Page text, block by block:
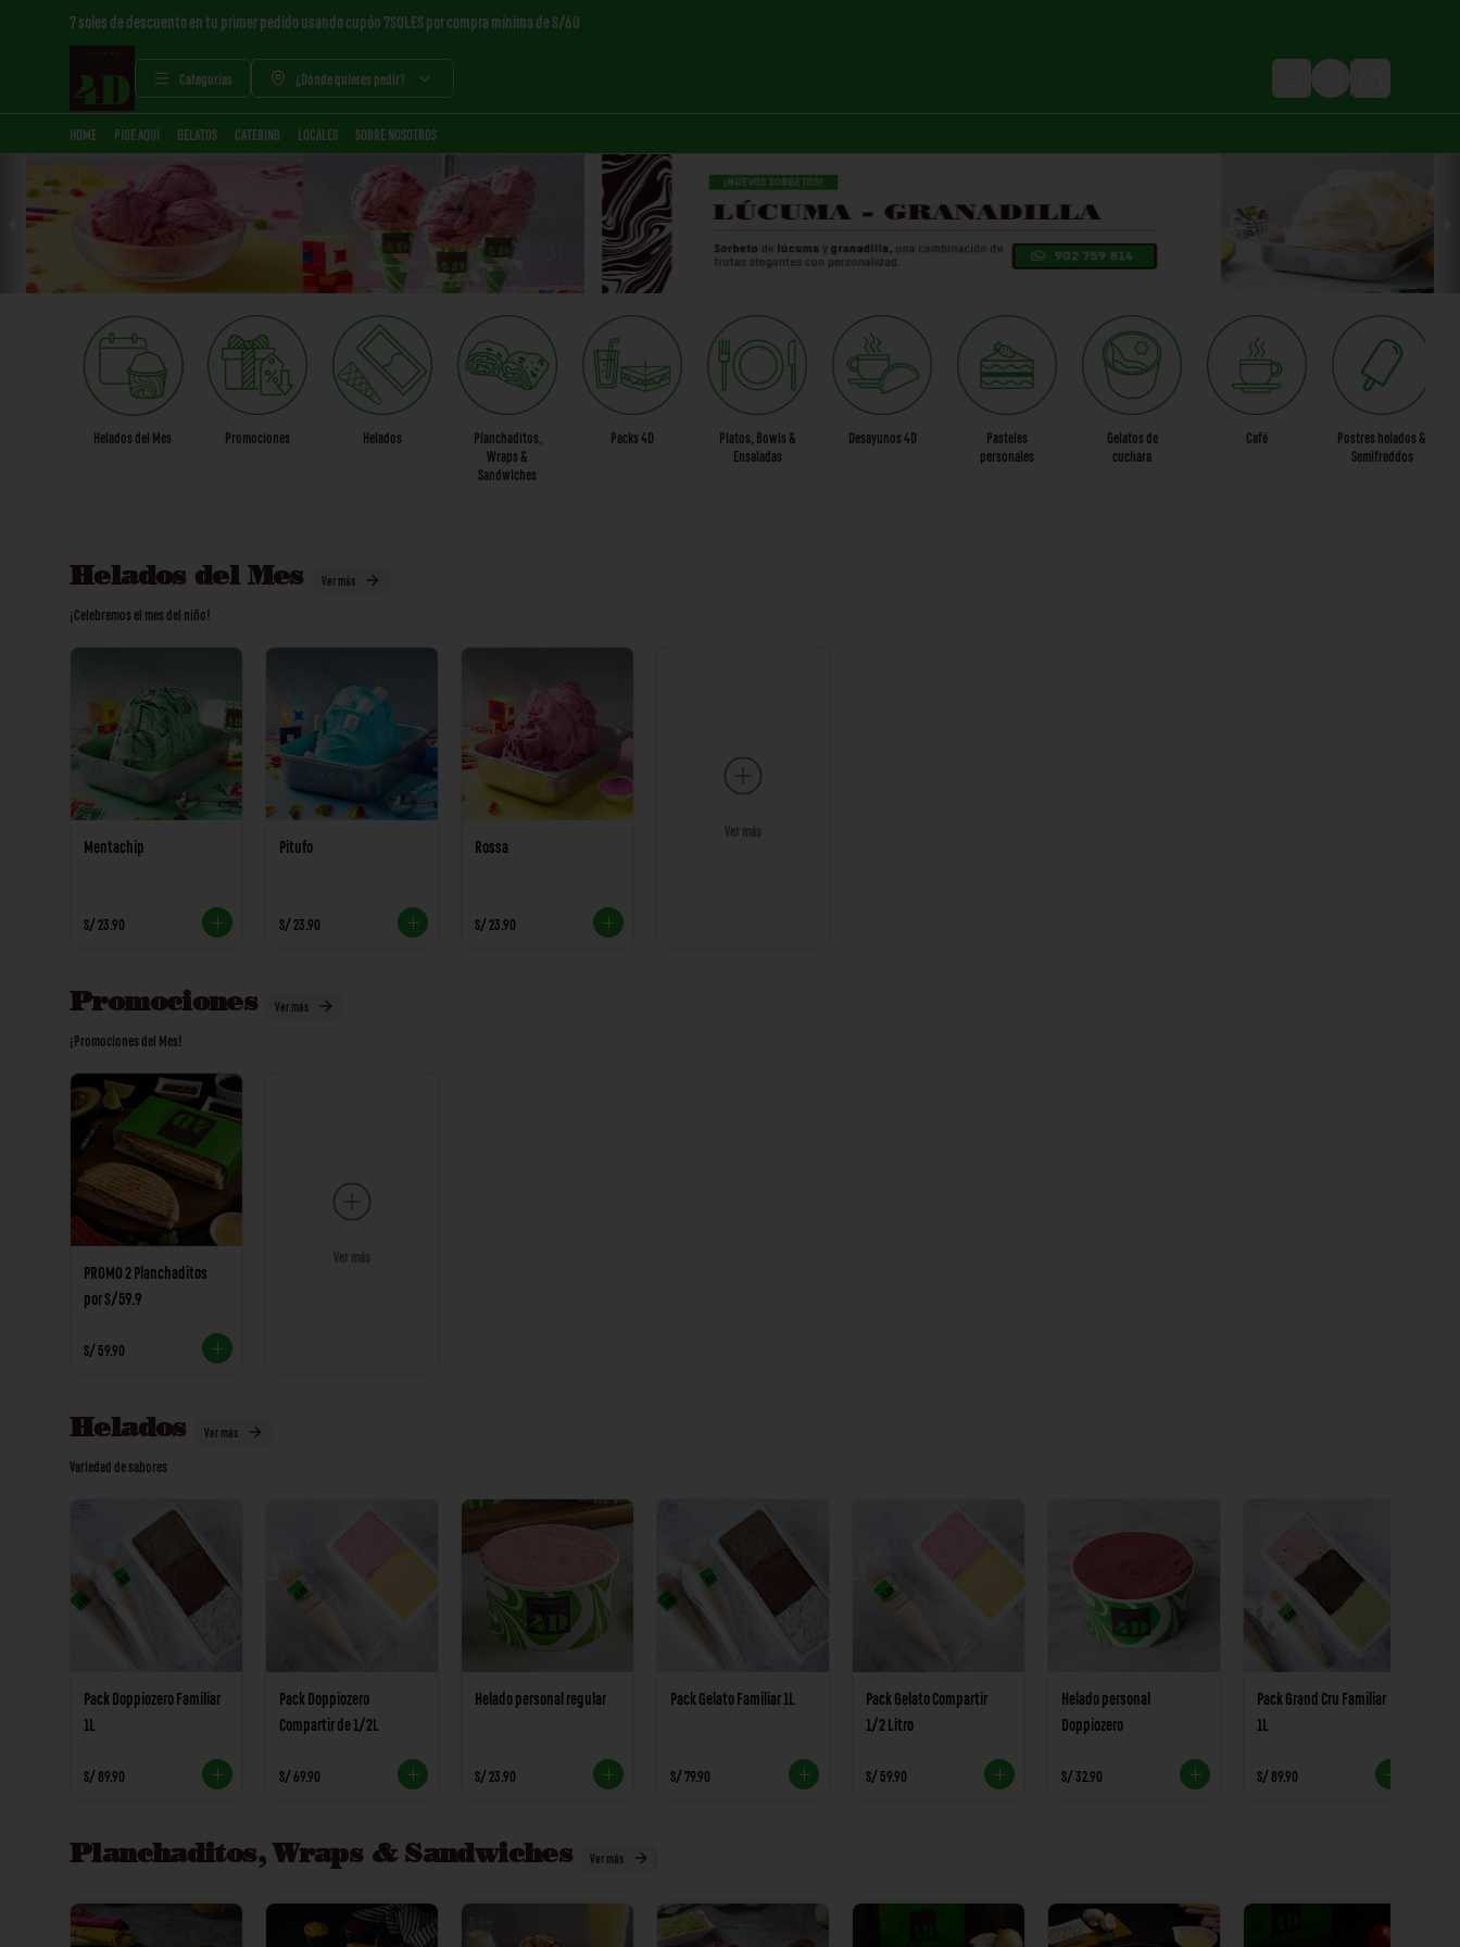
7 soles de descuento en tu primer pedido usando cupón 7SOLES por compra mínima de S/60
Categorías ¿Dónde quieres pedir?
Login
HOME PIDE AQUÍ GELATOS CATERING LOCALES SOBRE NOSOTROS
Helados del Mes Promociones Helados
Planchaditos,
Wraps &
Sandwiches
Packs 4D
Platos, Bowls &
Ensaladas
Desayunos 4D
Pasteles
personales
Gelatos de
cuchara
Café
Postres helados &
Semifreddos
Helados del Mes Ver más
¡Celebremos el mes del niño!
Mentachip
S/ 23.90
Pitufo
S/ 23.90
Rossa
S/ 23.90
Ver más
Promociones Ver más
¡Promociones del Mes!
PROMO 2 Planchaditos
por S/59.9
S/ 59.90
Ver más
Helados Ver más
Variedad de sabores
Pack Doppiozero Familiar
1L
S/ 89.90
Pack Doppiozero
Compartir de 1/2L
S/ 69.90
Helado personal regular
S/ 23.90
Pack Gelato Familiar 1L
S/ 79.90
Pack Gelato Compartir
1/2 Litro
S/ 59.90
Helado personal
Doppiozero
S/ 32.90
Pack Grand Cru Familiar
1L
S/ 89.90
Planchaditos, Wraps & Sandwiches Ver más